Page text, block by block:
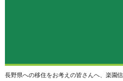
長野県への移住をお考えの皆さんへ、楽園